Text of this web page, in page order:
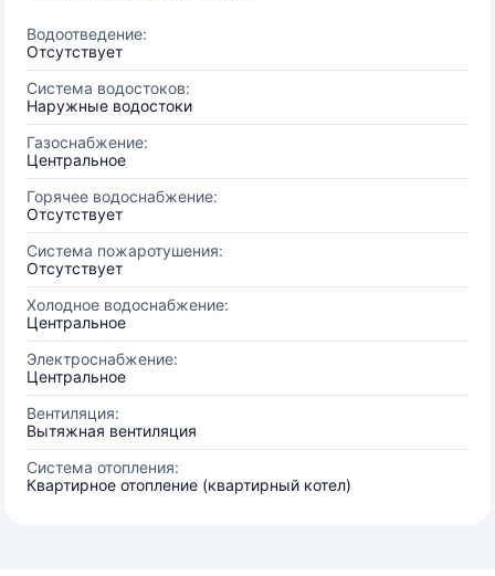
Водоотведение:
Отсутствует
Система водостоков:
Наружные водостоки
Газоснабжение:
Центральное
Горячее водоснабжение:
Отсутствует
Система пожаротушения:
Отсутствует
Холодное водоснабжение:
Центральное
Электроснабжение:
Центральное
Вентиляция:
Вытяжная вентиляция
Система отопления:
Квартирное отопление (квартирный котел)